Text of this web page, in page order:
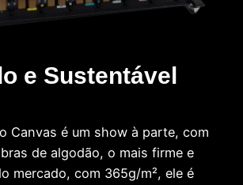
e Sustentável
Canvas é um show à parte, com
de algodão, o mais firme e
mercado, com 365g/m², ele é